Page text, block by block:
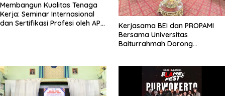
Membangun Kualitas Tenaga
Kerja: Seminar Internasional
dan Sertifikasi Profesi oleh APPI
Kerjasama BEI dan PROPAMI
Bersama Universitas
Baiturrahmah Dorong